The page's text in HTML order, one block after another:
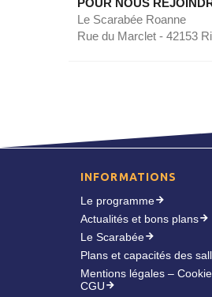
POUR NOUS
Le Scarabée Roanne
Rue du Marclet - 42153
INFORMATIONS
Le programme
Actualités et bons plans
Le Scarabée
Plans et capacités des
Mentions légales –
CGU